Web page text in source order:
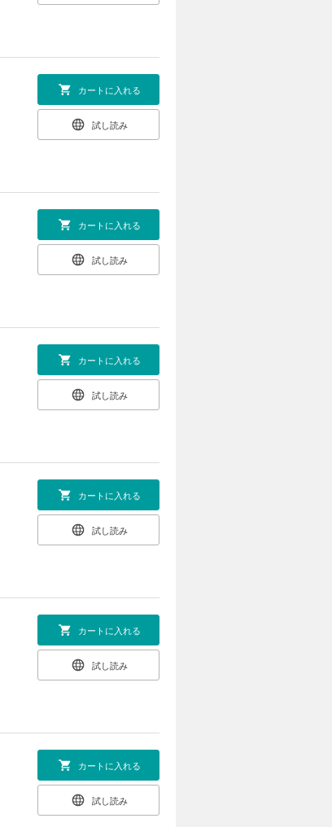
カートに入れる
試し読み
カートに入れる
試し読み
カートに入れる
試し読み
カートに入れる
試し読み
カートに入れる
試し読み
カートに入れる
試し読み